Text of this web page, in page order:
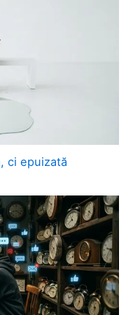
ci epuizată